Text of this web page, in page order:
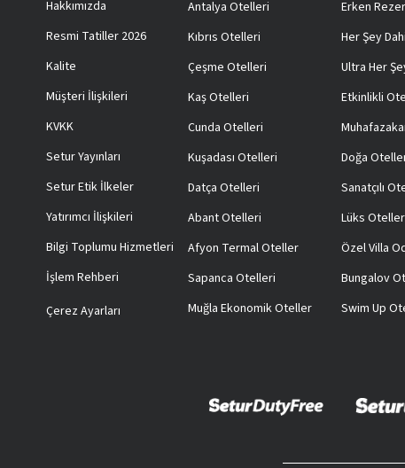
Hakkımızda
Resmi Tatiller 2026
Kalite
Müşteri İlişkileri
KVKK
Setur Yayınları
Setur Etik İlkeler
Yatırımcı İlişkileri
Bilgi Toplumu Hizmetleri
İşlem Rehberi
Çerez Ayarları
Antalya Otelleri
Kıbrıs Otelleri
Çeşme Otelleri
Kaş Otelleri
Cunda Otelleri
Kuşadası Otelleri
Datça Otelleri
Abant Otelleri
Afyon Termal Oteller
Sapanca Otelleri
Muğla Ekonomik Oteller
Erken
Her Şey
Ultra Her
Etkinlikli
Doğa
Sanatçılı
Lüks Oteller
Özel Villa
Bungalov
Swim Up